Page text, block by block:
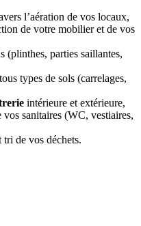
l’aération de vos locaux,
de votre mobilier et de vos
(plinthes, parties saillantes,
types de sols (carrelages,
intérieure et extérieure,
sanitaires (WC, vestiaires,
de vos déchets.